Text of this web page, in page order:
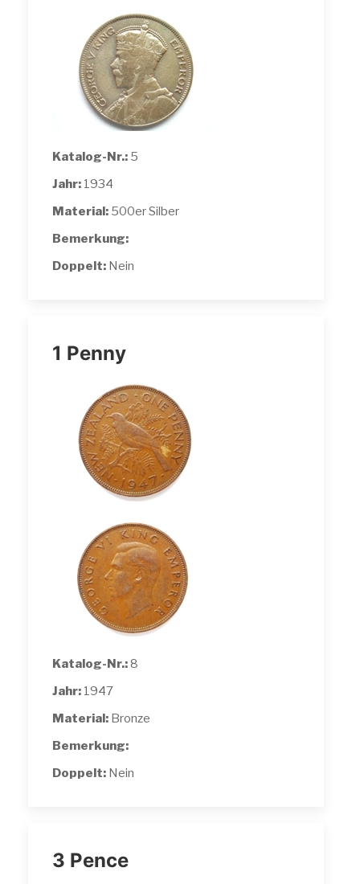
Katalog-Nr.: 5
Jahr: 1934
Material: 500er Silber
Bemerkung:
Doppelt: Nein
1 Penny
Katalog-Nr.:8
Jahr: 1947
Material: Bronze
Bemerkung:
Doppelt: Nein
3 Pence